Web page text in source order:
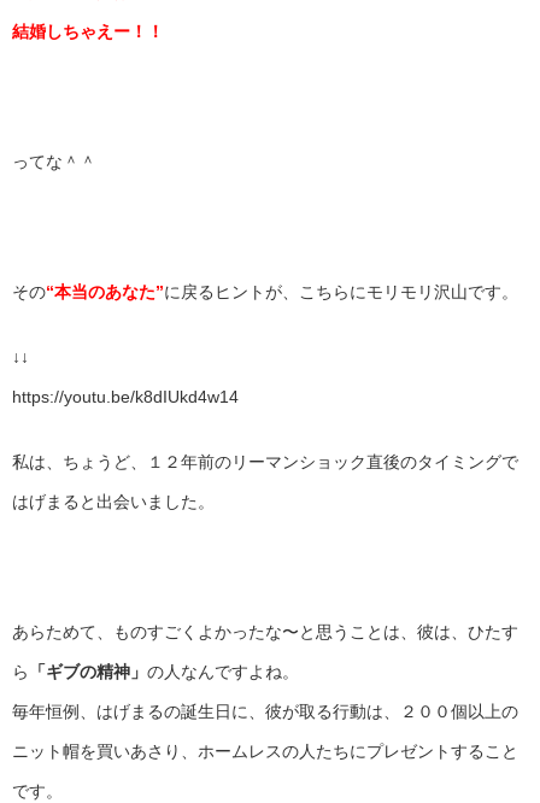
結婚しちゃえー！！
ってな＾＾
その“本当のあなた”に戻るヒントが、こちらにモリモリ沢山です。
↓↓
https://youtu.be/k8dIUkd4w14
私は、ちょうど、１２年前のリーマンショック直後のタイミングで
はげまると出会いました。
あらためて、ものすごくよかったな〜と思うことは、彼は、ひたす
ら 「ギブの精神」 の人なんですよね。
毎年恒例、はげまるの誕生日に、彼が取る行動は、２００個以上の
ニット帽を買いあさり、ホームレスの人たちにプレゼントすること
です。